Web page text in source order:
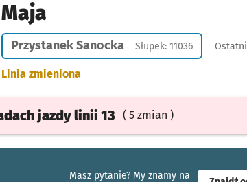
Maja
Przystanek Sanocka Słupek: 11036
Linia zmieniona
jazdylinii 13 ( 5 zmian )
Masz pytanie? My znamy na